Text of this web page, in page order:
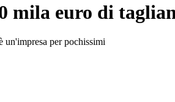
mila euro di
un'impresa per pochissimi